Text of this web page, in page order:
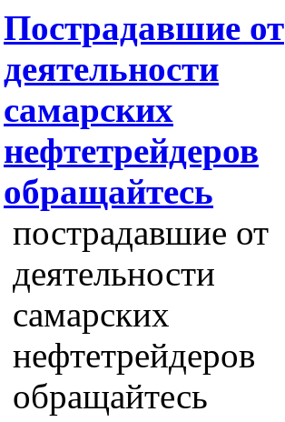
Пострадавшие от
деятельности
самарских
нефтетрейдеров
обращайтесь
пострадавшие от
деятельности
самарских
нефтетрейдеров
обращайтесь